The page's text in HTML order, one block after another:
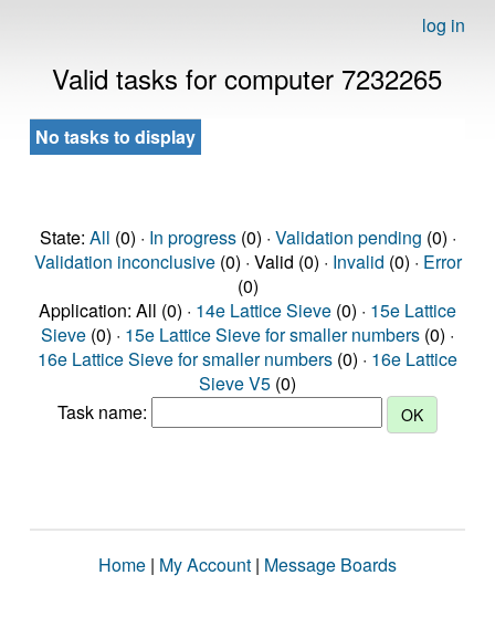
log in
Valid tasks for computer 7232265
No tasks to display
State: All (0) · In progress(0) · Validation pending (0) ·
Validation inconclusive(0) · Valid (0) · Invalid (0) · Error
(0)
Application: All (0) · 14e Lattice Sieve (0) · 15e Lattice
Sieve (0) · 15e Lattice Sieve for smaller numbers (0) ·
16e Lattice Sieve for smaller numbers (0) · 16e Lattice
Sieve V5 (0)
Task name:
Home | My Account | Message Boards